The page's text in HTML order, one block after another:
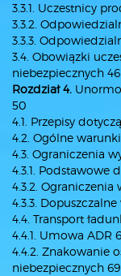
3.3.1. Uczestnicy
3.3.2.
3.3.3.
3.4. Obowiązki
niebezpiecznych 46
Rozdział 4.
50
4.1. Przepisy
4.2. Ogólne
4.3. Ograniczenia
4.3.1. Podstawowe
4.3.2.
4.3.3.
4.4. Transport
4.4.1. Umowa ADR
4.4.2. Znakowanie
niebezpiecznych 69